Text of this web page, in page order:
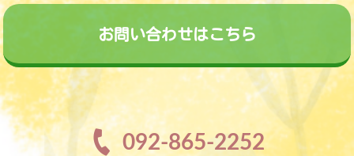
お問い合わせはこちら
092-865-2252